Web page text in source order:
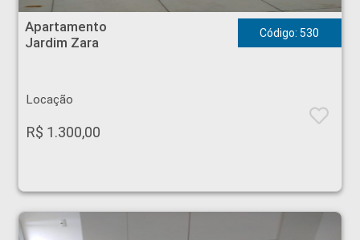
Apartamento - Jardim Zara - Ribeirão Preto
Apartamento
Jardim Zara
Código: 530
Locação
R$ 1.300,00